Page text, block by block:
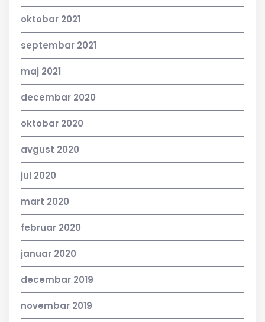
oktobar 2021
septembar 2021
maj 2021
decembar 2020
oktobar 2020
avgust 2020
jul 2020
mart 2020
februar 2020
januar 2020
decembar 2019
novembar 2019